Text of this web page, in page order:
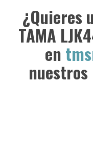
¿Quieres
TAMA
en
nuestros